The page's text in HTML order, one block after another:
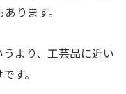
ります。
より、工芸品に近い
す。